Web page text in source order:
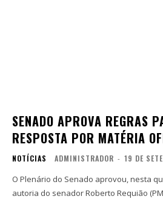
SENADO APROVA REGRAS
RESPOSTA POR MATÉRIA
NOTÍCIAS ADMINISTRADOR - 19 DE
O Plenário do Senado aprovou, nesta
autoria do senador Roberto Requião